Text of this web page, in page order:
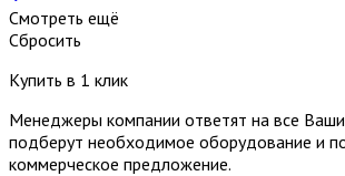
Смотреть ещё
Сбросить
Купить в 1 клик
Менеджеры компании ответят на все Ваши
подберут необходимое оборудование и
коммерческое предложение.